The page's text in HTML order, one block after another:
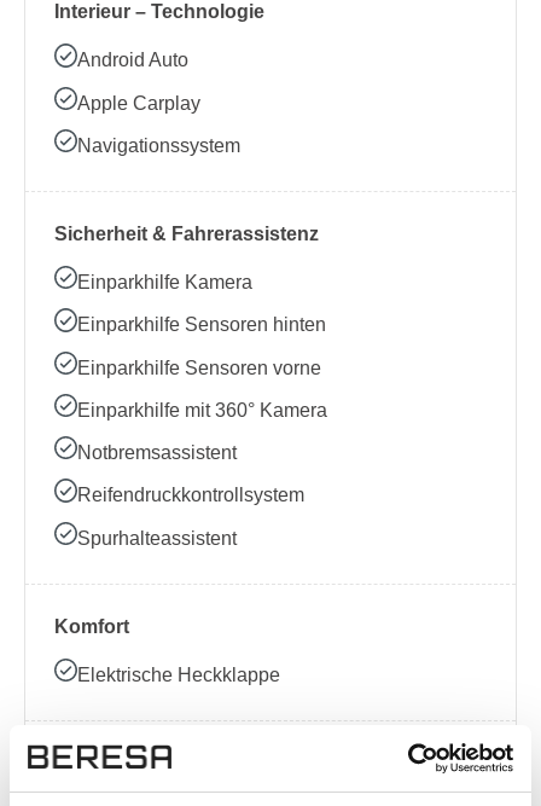
Interieur – Technologie
Android Auto
Apple Carplay
Navigationssystem
Sicherheit & Fahrerassistenz
Einparkhilfe Kamera
Einparkhilfe Sensoren hinten
Einparkhilfe Sensoren vorne
Einparkhilfe mit 360° Kamera
Notbremsassistent
Reifendruckkontrollsystem
Spurhalteassistent
Komfort
Elektrische Heckklappe
Exposé herunterladen [pdf]